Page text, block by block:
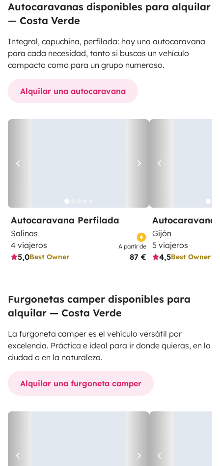
Autocaravanas disponibles para alquilar
— Costa Verde
Integral, capuchina, perfilada: hay una autocaravana
para cada necesidad, tanto si buscas un vehículo
compacto como para un grupo numeroso.
Alquilar una autocaravana
Autocaravana Perfilada
Salinas
4 viajeros
5,0Best Owner
A partir de
87 €
Autocaravana
Gijón
5 viajeros
4,5Best Owner
Furgonetas camper disponibles para
alquilar — Costa Verde
La furgoneta camper es el vehículo versátil por
excelencia. Práctica e ideal para ir donde quieras, en la
ciudad o en la naturaleza.
Alquilar una furgoneta camper